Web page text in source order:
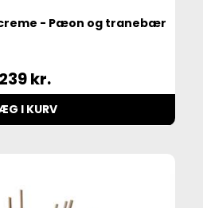
- Pæon og tranebær
239kr.
I KURV